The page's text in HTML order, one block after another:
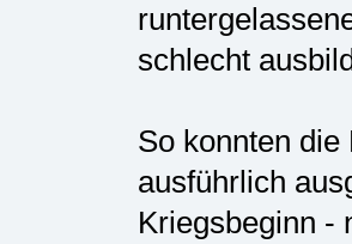
schlecht
So konnten
ausführlich
Kriegsbeginn -